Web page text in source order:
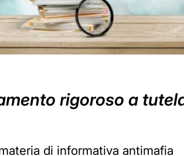
rigoroso a
di informativa antimafia